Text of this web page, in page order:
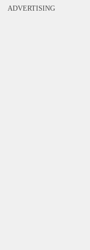
ADVERTISING